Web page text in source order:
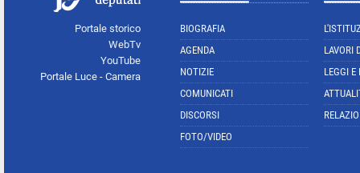
Portale storico
WebTv
YouTube
Portale Luce - Camera
BIOGRAFIA
AGENDA
NOTIZIE
COMUNICATI
DISCORSI
FOTO/VIDEO
LAVORI
LEGGI E